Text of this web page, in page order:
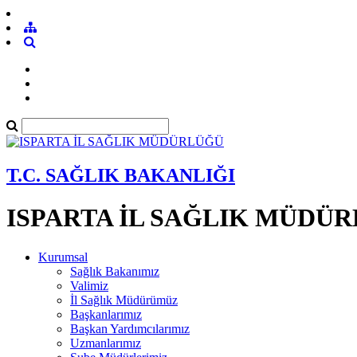
T.C. SAĞLIK BAKANLIĞI
ISPARTA İL SAĞLIK
Kurumsal
Sağlık Bakanımız
Valimiz
İl Sağlık Müdürümüz
Başkanlarımız
Başkan Yardımcılarımız
Uzmanlarımız